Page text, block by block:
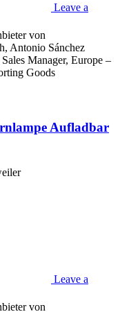
Leave a
von
Antonio Sánchez
Manager, Europe –
Goods
Aufladbar
Leave a
von